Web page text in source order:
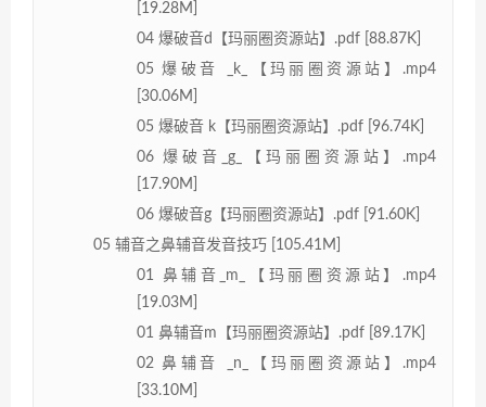
[19.28M]
04 爆破音d【玛丽圈资源站】.pdf [88.87K]
05 爆破音 _k_【玛丽圈资源站】.mp4
[30.06M]
05 爆破音 k【玛丽圈资源站】.pdf [96.74K]
06 爆破音_g_【玛丽圈资源站】.mp4
[17.90M]
06 爆破音g【玛丽圈资源站】.pdf [91.60K]
05 辅音之鼻辅音发音技巧 [105.41M]
01 鼻辅音_m_【玛丽圈资源站】.mp4
[19.03M]
01 鼻辅音m【玛丽圈资源站】.pdf [89.17K]
02 鼻辅音 _n_【玛丽圈资源站】.mp4
[33.10M]